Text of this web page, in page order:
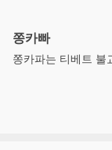
쫑카빠
쫑카파는 티베트 불